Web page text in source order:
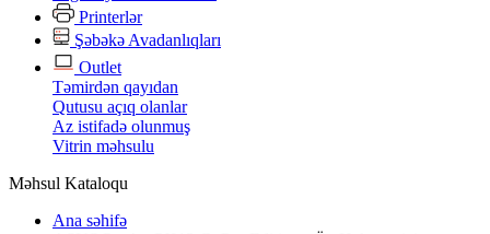
Printerlər
Şəbəkə Avadanlıqları
Outlet
Təmirdən qayıdan
Qutusu açıq olanlar
Az istifadə olunmuş
Vitrin məhsulu
Məhsul Kataloqu
Ana səhifə